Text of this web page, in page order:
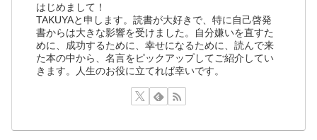
はじめまして！
TAKUYAと申します。読書が大好きで、特に自己啓発
書からは大きな影響を受けました。自分嫌いを直すた
めに、成功するために、幸せになるために、読んで来
た本の中から、名言をピックアップしてご紹介してい
きます。人生のお役に立てれば幸いです。